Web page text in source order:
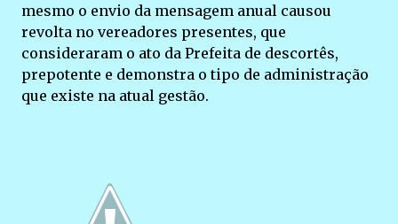
mesmo o envio da mensagem anual causou
revolta no vereadores presentes, que
consideraram o ato da Prefeita de descortês,
prepotente e demonstra o tipo de administração
que existe na atual gestão.